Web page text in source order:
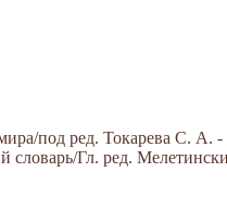
под ред. Токарева С. А. -
словарь/Гл. ред.